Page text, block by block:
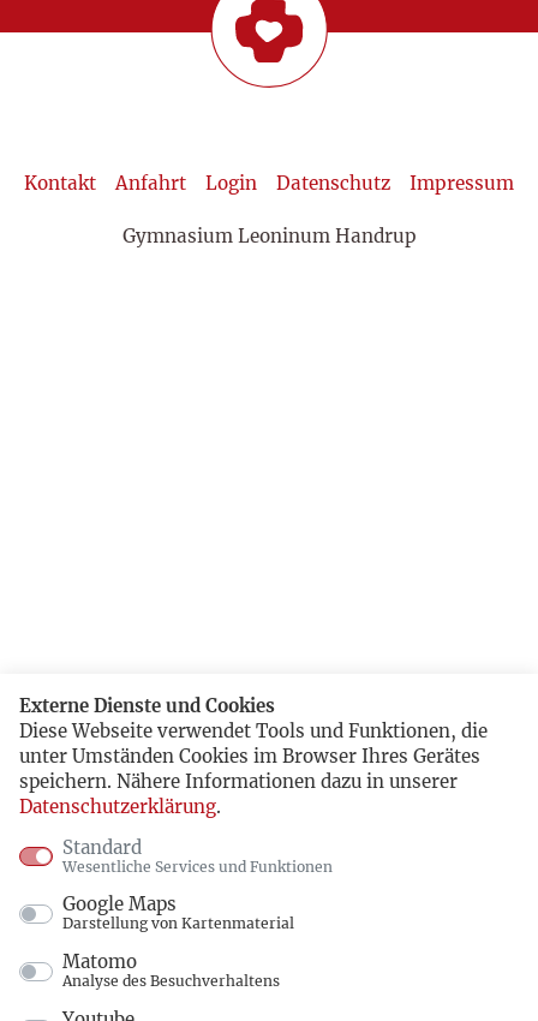
Kontakt Anfahrt Login Datenschutz Impressum
Gymnasium Leoninum Handrup
Externe Dienste und Cookies
Diese Webseite verwendet Tools und Funktionen, die
unter Umständen Cookies im Browser Ihres Gerätes
speichern. Nähere Informationen dazu in unserer
Datenschutzerklärung.
Standard
Wesentliche Services und Funktionen
Google Maps
Darstellung von Kartenmaterial
Matomo
Analyse des Besuchverhaltens